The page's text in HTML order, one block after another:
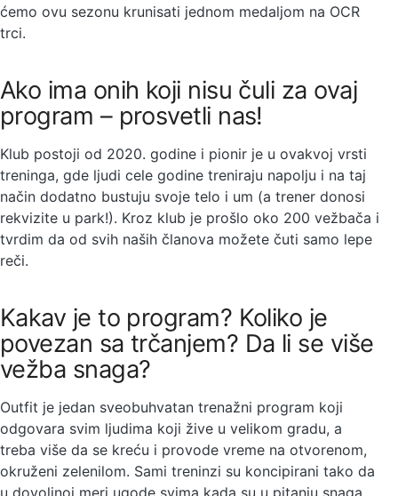
ćemo ovu sezonu krunisati jednom medaljom na OCR
trci.
Ako ima onih koji nisu čuli za ovaj
program – prosvetli nas!
Klub postoji od 2020. godine i pionir je u ovakvoj vrsti
treninga, gde ljudi cele godine treniraju napolju i na taj
način dodatno bustuju svoje telo i um (a trener donosi
rekvizite u park!). Kroz klub je prošlo oko 200 vežbača i
tvrdim da od svih naših članova možete čuti samo lepe
reči.
Kakav je to program? Koliko je
povezan sa trčanjem? Da li se više
vežba snaga?
Outfit je jedan sveobuhvatan trenažni program koji
odgovara svim ljudima koji žive u velikom gradu, a
treba više da se kreću i provode vreme na otvorenom,
okruženi zelenilom. Sami treninzi su koncipirani tako da
u dovoljnoj meri ugode svima kada su u pitanju snaga,